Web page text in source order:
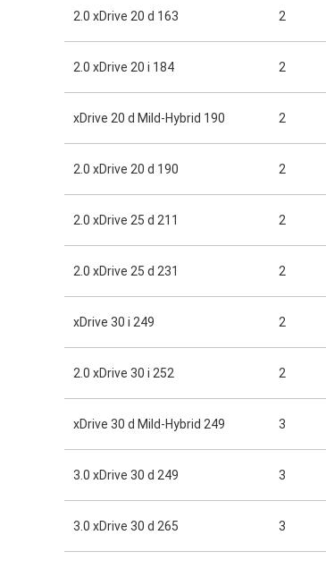
2.0 xDrive 20 d 163 2
2.0 xDrive 20 i 184 2
xDrive 20 d Mild-Hybrid 190 2
2.0 xDrive 20 d 190 2
2.0 xDrive 25 d 211 2
2.0 xDrive 25 d 231 2
xDrive 30 i 249 2
2.0 xDrive 30 i 252 2
xDrive 30 d Mild-Hybrid 249 3
3.0 xDrive 30 d 249 3
3.0 xDrive 30 d 265 3